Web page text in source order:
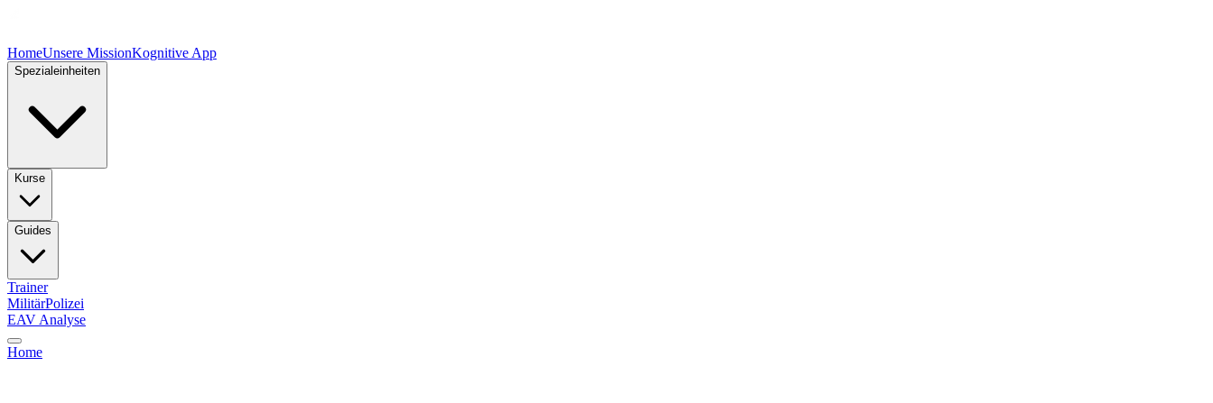
HomeUnsere MissionKognitive App
Spezialeinheiten
Kurse
Guides
Trainer
MilitärPolizei
EAV Analyse
Home